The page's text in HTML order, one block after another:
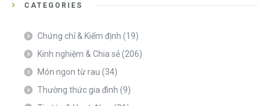
CATEGORIES
Chứng chỉ & Kiểm định (19)
Kinh nghiệm & Chia sẻ(206)
Món ngon từ rau (34)
Thường thức gia đình (9)